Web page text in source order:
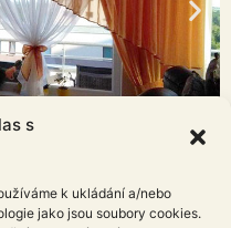
s
k ukládání a/nebo
jako jsou soubory cookies.